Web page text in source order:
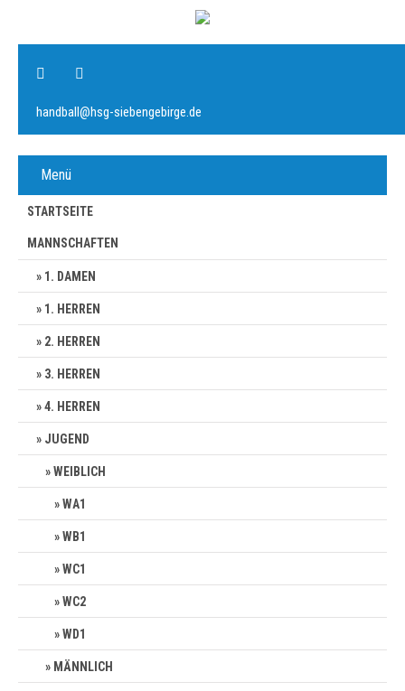
handball@hsg-siebengebirge.de
Menü
STARTSEITE
MANNSCHAFTEN
1. DAMEN
1. HERREN
2. HERREN
3. HERREN
4. HERREN
JUGEND
WEIBLICH
WA1
WB1
WC1
WC2
WD1
MÄNNLICH